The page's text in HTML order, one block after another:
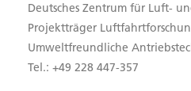
Deutsches Zentrum für Luft-
Projektträger
Umweltfreundliche
Tel.: +49 228 447-357